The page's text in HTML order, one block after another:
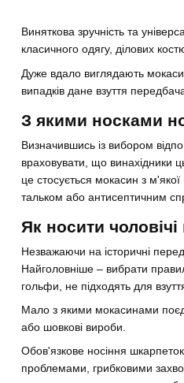
Виняткова зручність та
класичного одягу, ділових
Дуже вдало виглядають
випадків дане взуття
З якими носками
Визначившись із вибором
враховувати, що винахідники
це стосується мокасин з
тальком або антисептичним
Як носити
Незважаючи на історичні
Найголовніше – вибрати
гольфи, не підходять для
Мало з якими мокасинами
або шовкові вироби.
Обов'язкове носіння
проблемами, грибковими